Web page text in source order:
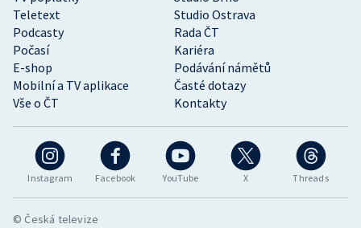
Instagram Facebook YouTube X Threads
Teletext
Studio Ostrava
Podcasty
Rada ČT
Počasí
Kariéra
E-shop
Podávání námětů
Mobilní a TV aplikace
Časté dotazy
Vše o ČT
Kontakty
© Česká televize